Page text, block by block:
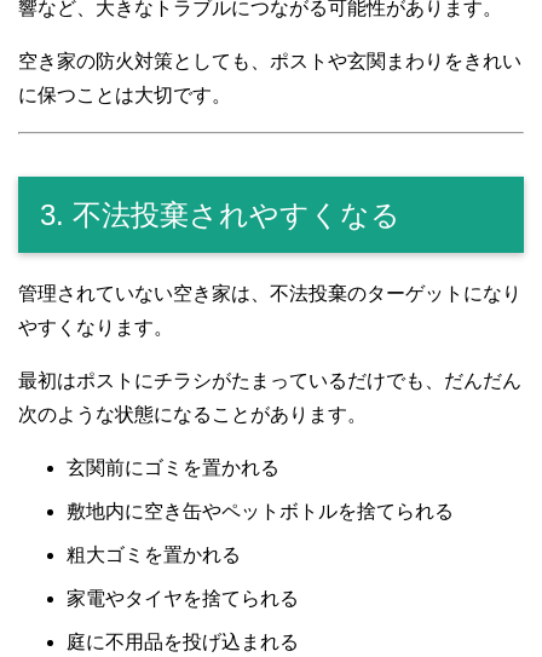
響など、大きなトラブルにつながる可能性があります。
空き家の防火対策としても、ポストや玄関まわりをきれい
に保つことは大切です。
3. 不法投棄されやすくなる
管理されていない空き家は、不法投棄のターゲットになり
やすくなります。
最初はポストにチラシがたまっているだけでも、だんだん
次のような状態になることがあります。
玄関前にゴミを置かれる
敷地内に空き缶やペットボトルを捨てられる
粗大ゴミを置かれる
家電やタイヤを捨てられる
庭に不用品を投げ込まれる